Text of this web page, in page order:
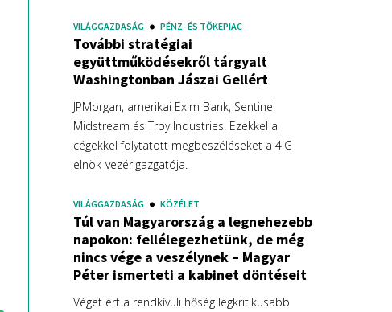
VILÁGGAZDASÁG PÉNZ- ÉS TŐKEPIAC
További stratégiai
együttműködésekről tárgyalt
Washingtonban Jászai Gellért
JPMorgan, amerikai Exim Bank, Sentinel
Midstream és Troy Industries. Ezekkel a
cégekkel folytatott megbeszéléseket a 4iG
elnök-vezérigazgatója.
VILÁGGAZDASÁG KÖZÉLET
Túl van Magyarország a legnehezebb
napokon: fellélegezhetünk, de még
nincs vége a veszélynek – Magyar
Péter ismerteti a kabinet döntéseit
Véget ért a rendkívüli hőség legkritikusabb